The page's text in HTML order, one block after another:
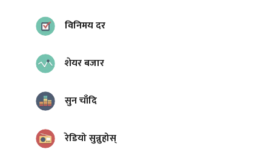
विनिमय दर
शेयर बजार
सुन चाँदि
रेडियो सुन्नुहोस्